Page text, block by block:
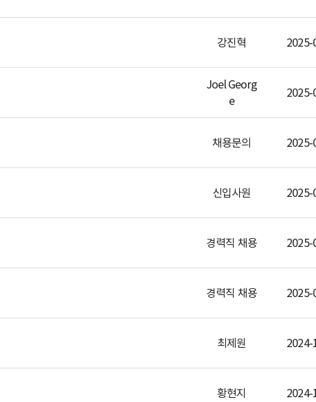
강진혁 2025-
Joel Georg
e
2025-
채용문의 2025-
신입사원 2025-
경력직 채용 2025-
경력직 채용 2025-
최제원 2024-
황현지 2024-